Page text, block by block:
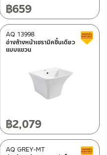
฿659
สินค้าลดราคา เคลียร์สต็อก
อ่างล้างหน้าเซรามิคชิ้นเดียว
แบบแขวน
AQ 13998
฿2,079
AQ GREY-MT